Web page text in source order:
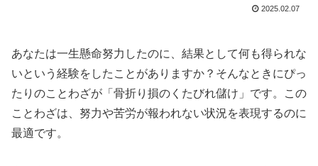
2025.02.07
あなたは一生懸命努力したのに、結果として何も得られな
いという経験をしたことがありますか？そんなときにぴっ
たりのことわざが「骨折り損のくたびれ儲け」です。この
ことわざは、努力や苦労が報われない状況を表現するのに
最適です。